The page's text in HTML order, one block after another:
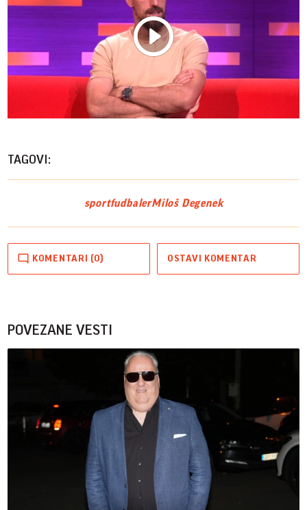
Play
TAGOVI:
sportfudbalerMiloš Degenek
KOMENTARI (0) OSTAVI KOMENTAR
POVEZANE VESTI